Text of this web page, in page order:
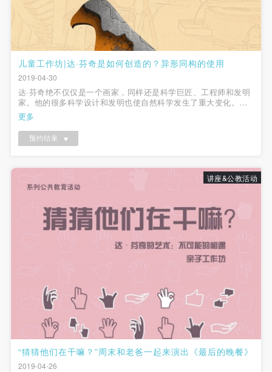
儿童工作坊|达·芬奇是如何创造的？异形同构的使用
2019-04-30
达·芬奇绝不仅仅是一个画家，同样还是科学巨匠、工程师和发明
家。他的很多科学设计和发明也使自然科学发生了重大变化。有
时，他会凭空幻想出一些稀奇古怪的想法，而且他的构思与常人
不同，达·芬奇会使用异形同构的手法，将不同的物种组合创新，
创作了大量的笔记与手稿。...
更多
预约结束
讲座&公教活动
“猜猜他们在干嘛？”周末和老爸一起来演出《最后的晚餐》
2019-04-26